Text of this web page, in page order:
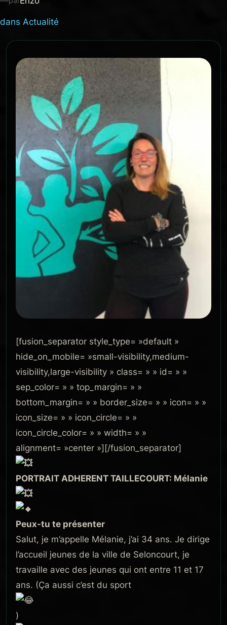
dans Actualité
[fusion_separator style_type= »default »
hide_on_mobile= »small-visibility,medium-
visibility,large-visibility » class= » » id= » »
sep_color= » » top_margin= » »
bottom_margin= » » border_size= » » icon= » »
icon_size= » » icon_circle= » »
icon_circle_color= » » width= » »
alignment= »center »][/fusion_separator]
PORTRAIT ADHERENT TAILLECOURT: Mélanie
Peux-tu te présenter
Salut, je m’appelle Mélanie, j’ai 34 ans. Je dirige
l’accueil jeunes de la ville de Seloncourt, je
travaille avec des jeunes qui ont entre 11 et 17
ans. (Ça aussi c’est du sport
)